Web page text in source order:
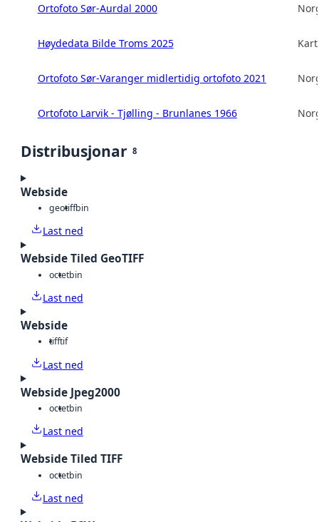
Ortofoto Sør-Aurdal 2000
Høydedata Bilde Troms 2025
Ortofoto Sør-Varanger midlertidig ortofoto 2021
Ortofoto Larvik - Tjølling - Brunlanes 1966
Distribusjonar 8
Webside
geotiffbin
Last ned
Webside Tiled GeoTIFF
octetbin
Last ned
Webside
tifftif
Last ned
Webside Jpeg2000
octetbin
Last ned
Webside Tiled TIFF
octetbin
Last ned